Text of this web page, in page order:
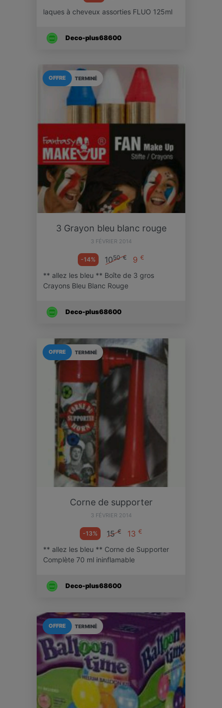
laques à cheveux assorties FLUO 125ml
Deco-plus68600
TERMINÉ
OFFRE
3 Grayon bleu blanc rouge
3 FÉVRIER 2014
-14% 1050 € 9 €
** allez les bleu ** Boîte de 3 gros
Crayons Bleu Blanc Rouge
Deco-plus68600
TERMINÉ
OFFRE
Corne de supporter
3 FÉVRIER 2014
-13% 15€ 13 €
** allez les bleu ** Corne de Supporter
Complète 70 ml ininflamable
Deco-plus68600
TERMINÉ
OFFRE